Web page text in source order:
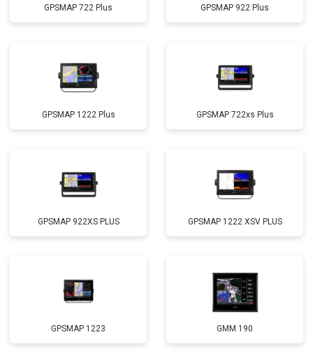
GPSMAP 722 Plus GPSMAP 922 Plus
GPSMAP 1222 Plus GPSMAP 722xs Plus
GPSMAP 922XS PLUS GPSMAP 1222 XSV PLUS
GPSMAP 1223 GMM 190